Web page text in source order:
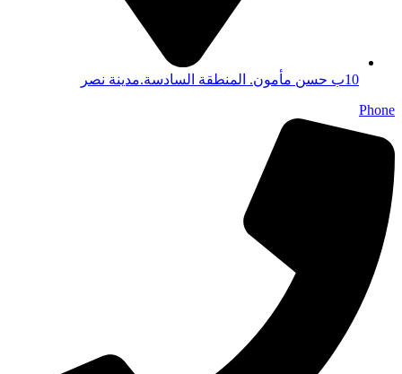
10ب حسن مأمون. المنطقة السادسة.مدينة نصر
Phone